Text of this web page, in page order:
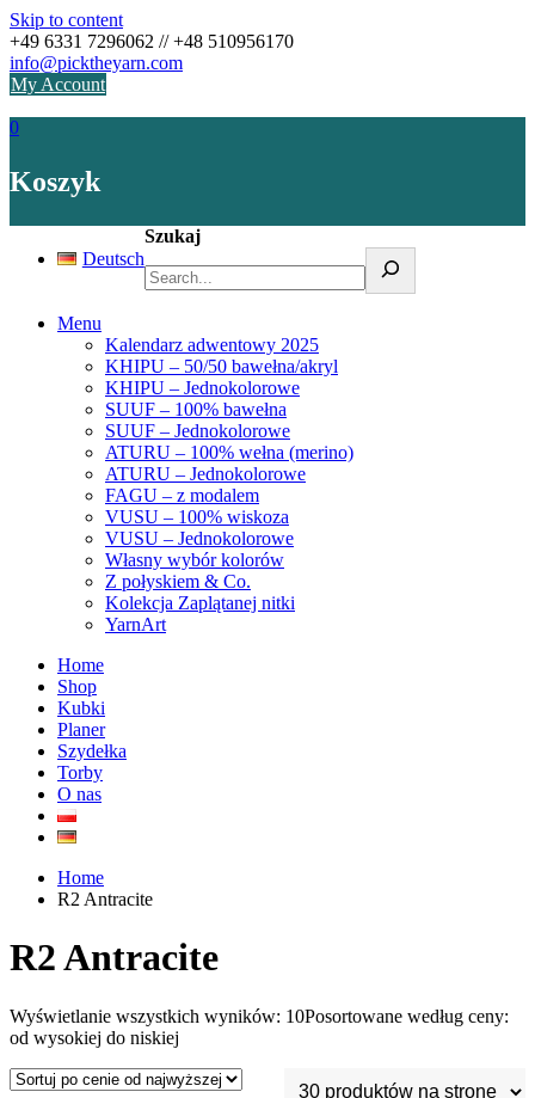
Skip to content
+49 6331 7296062 // +48 510956170
info@picktheyarn.com
My Account
0
Koszyk
Deutsch
Szukaj
Menu
Kalendarz adwentowy 2025
KHIPU – 50/50 bawełna/akryl
KHIPU – Jednokolorowe
SUUF – 100% bawełna
SUUF – Jednokolorowe
ATURU – 100% wełna (merino)
ATURU – Jednokolorowe
FAGU – z modalem
VUSU – 100% wiskoza
VUSU – Jednokolorowe
Własny wybór kolorów
Z połyskiem & Co.
Kolekcja Zaplątanej nitki
YarnArt
Home
Shop
Kubki
Planer
Szydełka
Torby
O nas
Home
R2 Antracite
R2 Antracite
Wyświetlanie wszystkich wyników: 10Posortowane według ceny:
od wysokiej do niskiej